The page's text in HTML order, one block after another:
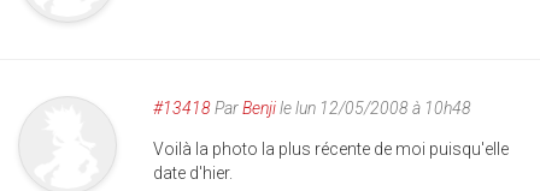
#13418ParBenjile lun 12/05/2008 à 10h48
Voilà la photo la plus récente de moi puisqu'elle
date d'hier.